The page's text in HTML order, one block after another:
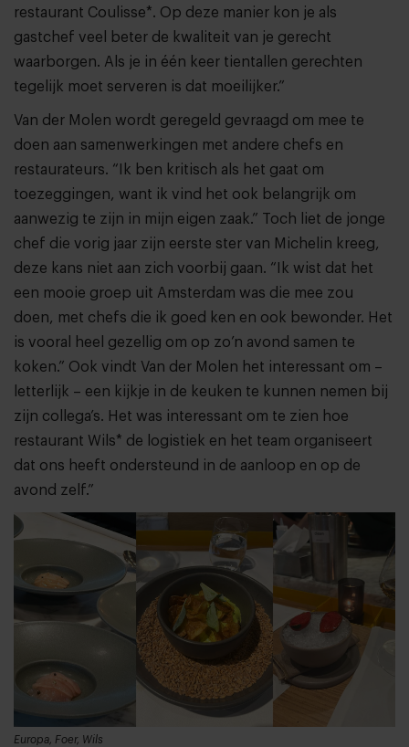
restaurant Coulisse*. Op deze manier kon je als
gastchef veel beter de kwaliteit van je gerecht
waarborgen. Als je in één keer tientallen gerechten
tegelijk moet serveren is dat moeilijker.”
Van der Molen wordt geregeld gevraagd om mee te
doen aan samenwerkingen met andere chefs en
restaurateurs. “Ik ben kritisch als het gaat om
toezeggingen, want ik vind het ook belangrijk om
aanwezig te zijn in mijn eigen zaak.” Toch liet de jonge
chef die vorig jaar zijn eerste ster van Michelin kreeg,
deze kans niet aan zich voorbij gaan. “Ik wist dat het
een mooie groep uit Amsterdam was die mee zou
doen, met chefs die ik goed ken en ook bewonder. Het
is vooral heel gezellig om op zo’n avond samen te
koken.” Ook vindt Van der Molen het interessant om –
letterlijk – een kijkje in de keuken te kunnen nemen bij
zijn collega’s. Het was interessant om te zien hoe
restaurant Wils* de logistiek en het team organiseert
dat ons heeft ondersteund in de aanloop en op de
avond zelf.”
Europa, Foer, Wils